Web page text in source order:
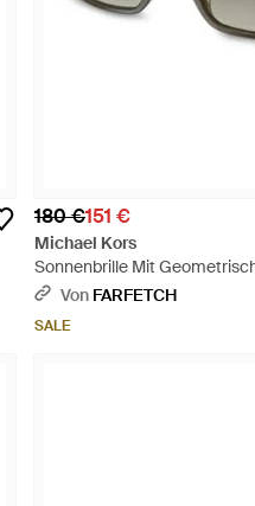
180 €151 €
Michael Kors
Sonnenbrille Mit
Mettallic
Von FARFETCH
SALE